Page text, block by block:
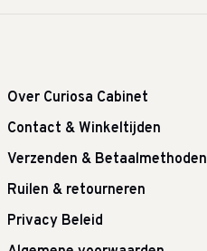
Over Curiosa Cabinet
Contact & Winkeltijden
Verzenden & Betaalmethoden
Ruilen & retourneren
Privacy Beleid